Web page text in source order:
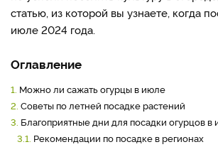
статью, из которой вы узнаете, когда
июле 2024 года.
Оглавление
1. Можно ли сажать огурцы в июле
2. Советы по летней посадке растений
3. Благоприятные дни для посадки огурцов
3.1. Рекомендации по посадке в регионах